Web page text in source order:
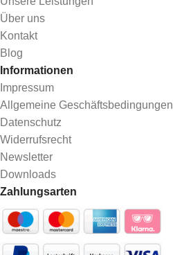
Über uns
Kontakt
Blog
Informationen
Impressum
Allgemeine Geschäftsbedingungen
Datenschutz
Widerrufsrecht
Newsletter
Downloads
Zahlungsarten